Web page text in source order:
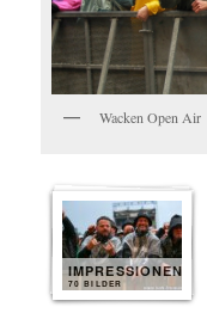
Wacken Open Air
IMPRESSIONEN
70 BILDER